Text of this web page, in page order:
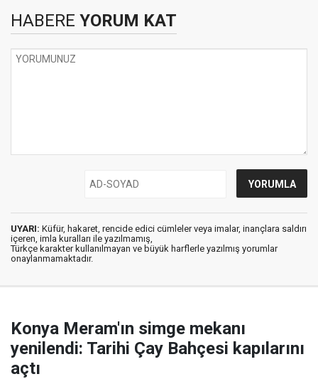
HABERE YORUM KAT
UYARI: Küfür, hakaret, rencide edici cümleler veya imalar, inançlara saldırı
içeren, imla kuralları ile yazılmamış,
Türkçe karakter kullanılmayan ve büyük harflerle yazılmış yorumlar
onaylanmamaktadır.
Konya Meram'ın simge mekanı
yenilendi: Tarihi Çay Bahçesi kapılarını
açtı